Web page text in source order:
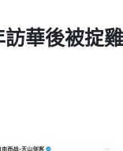
華後被掟